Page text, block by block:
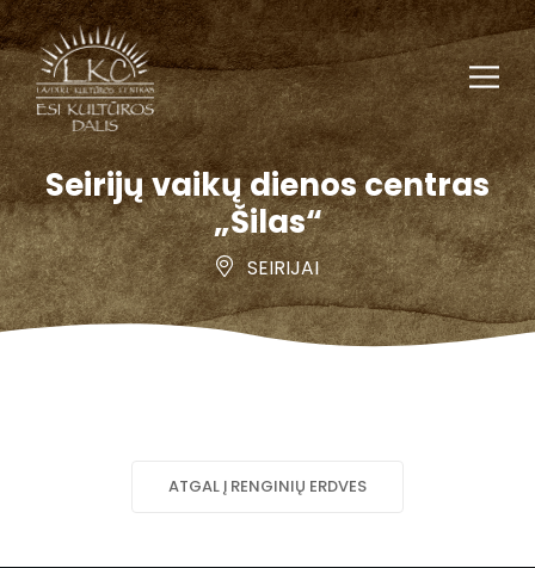
Seirijų vaikų dienos centras
„Šilas“
SEIRIJAI
ATGAL Į RENGINIŲ ERDVES